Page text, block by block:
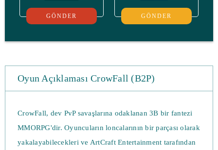
GÖNDER GÖNDER
Oyun Açıklaması CrowFall (B2P)
CrowFall, dev PvP savaşlarına odaklanan 3B bir fantezi
MMORPG'dir. Oyuncuların loncalarının bir parçası olarak
yakalayabilecekleri ve ArtCraft Entertainment tarafından